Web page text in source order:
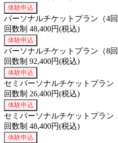
体験申込
パーソナルチケットプラン（4回
回数制 48,400円(税込)
体験申込
パーソナルチケットプラン（8回
回数制 92,400円(税込)
体験申込
セミパーソナルチケットプラン
回数制 26,400円(税込)
体験申込
セミパーソナルチケットプラン
回数制 48,400円(税込)
体験申込